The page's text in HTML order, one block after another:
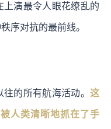
上演最令人眼花缭乱的
序对抗的最前线。
的所有航海活动。 这
人类清晰地抓在了手